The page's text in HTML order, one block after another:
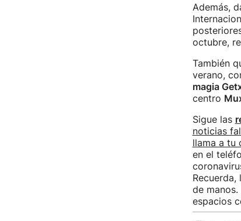
Además,
octubre,
También
verano,
magia
centro
Sigue las
noticias
llama a tu
en el
de
espacios